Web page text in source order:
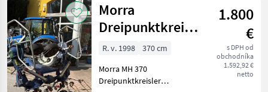
Kategorie 4 Země
AKTUÁLNÍ
CESTA
poľnohospodárska
technika
Obnovit
Zobrazit
výsledků
Morra
Dreipunktkreisler
MH 370
1.800
€
s DPH od
obchodníka
1.592,92 €
netto
R. v. 1998
370 cm
Morra MH 370
Dreipunktkreisler